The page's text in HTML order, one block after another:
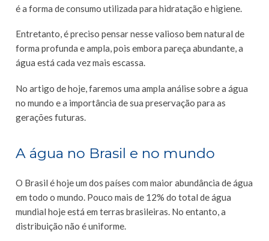
é a forma de consumo utilizada para hidratação e higiene.
Entretanto, é preciso pensar nesse valioso bem natural de
forma profunda e ampla, pois embora pareça abundante, a
água está cada vez mais escassa.
No artigo de hoje, faremos uma ampla análise sobre a água
no mundo e a importância de sua preservação para as
gerações futuras.
A água no Brasil e no mundo
O Brasil é hoje um dos países com maior abundância de água
em todo o mundo. Pouco mais de 12% do total de água
mundial hoje está em terras brasileiras. No entanto, a
distribuição não é uniforme.